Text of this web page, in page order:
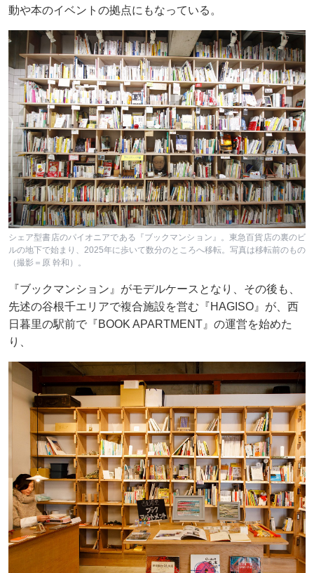
動や本のイベントの拠点にもなっている。
シェア型書店のパイオニアである『ブックマンション』。東急百貨店の裏のビ
ルの地下で始まり、2025年に歩いて数分のところへ移転。写真は移転前のもの
（撮影＝原 幹和）。
『ブックマンション』がモデルケースとなり、その後も、
先述の谷根千エリアで複合施設を営む『HAGISO』が、西
日暮里の駅前で『BOOK APARTMENT』の運営を始めた
り、